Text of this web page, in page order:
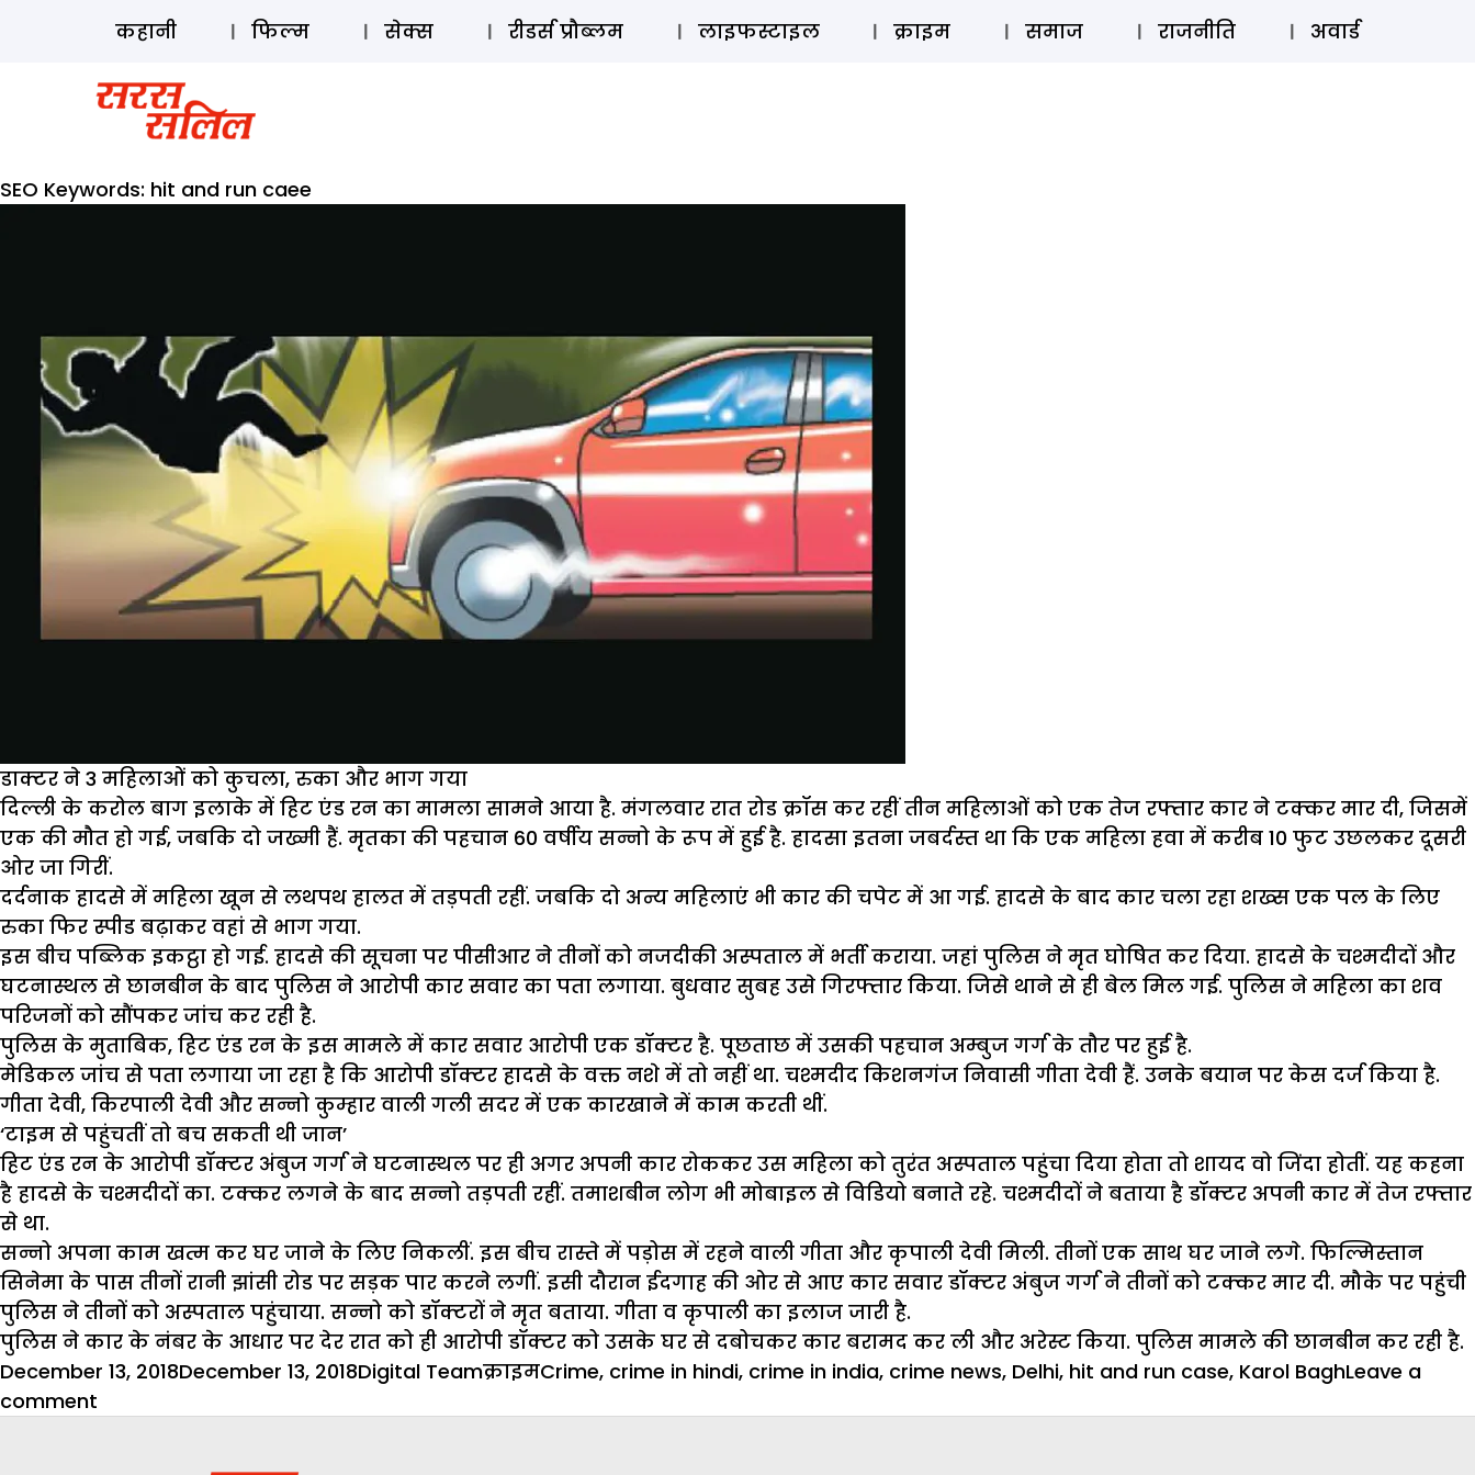
ऑडियो स्टोरी लॉग इन ⚲ SUBSCRIBE
कहानी फिल्म सेक्स रीडर्स प्रौब्लम लाइफस्टाइल क्राइम समाज राजनीति अवार्ड
SEO Keywords: hit and run caee
डाक्टर ने 3 महिलाओं को कुचला, रुका और भाग गया
दिल्ली के करोल बाग इलाके में हिट एंड रन का मामला सामने आया है. मंगलवार रात रोड क्रॉस कर रहीं तीन महिलाओं को एक तेज रफ्तार कार ने टक्कर मार दी, जिसमें
एक की मौत हो गई, जबकि दो जख्मी हैं. मृतका की पहचान 60 वर्षीय सन्नो के रूप में हुई है. हादसा इतना जबर्दस्त था कि एक महिला हवा में करीब 10 फुट उछलकर दूसरी
ओर जा गिरीं.
दर्दनाक हादसे में महिला खून से लथपथ हालत में तड़पती रहीं. जबकि दो अन्य महिलाएं भी कार की चपेट में आ गई. हादसे के बाद कार चला रहा शख्स एक पल के लिए
रुका फिर स्पीड बढ़ाकर वहां से भाग गया.
इस बीच पब्लिक इकट्ठा हो गई. हादसे की सूचना पर पीसीआर ने तीनों को नजदीकी अस्पताल में भर्ती कराया. जहां पुलिस ने मृत घोषित कर दिया. हादसे के चश्मदीदों और
घटनास्थल से छानबीन के बाद पुलिस ने आरोपी कार सवार का पता लगाया. बुधवार सुबह उसे गिरफ्तार किया. जिसे थाने से ही बेल मिल गई. पुलिस ने महिला का शव
परिजनों को सौंपकर जांच कर रही है.
पुलिस के मुताबिक, हिट एंड रन के इस मामले में कार सवार आरोपी एक डॉक्टर है. पूछताछ में उसकी पहचान अम्बुज गर्ग के तौर पर हुई है.
मेडिकल जांच से पता लगाया जा रहा है कि आरोपी डॉक्टर हादसे के वक्त नशे में तो नहीं था. चश्मदीद किशनगंज निवासी गीता देवी हैं. उनके बयान पर केस दर्ज किया है.
गीता देवी, किरपाली देवी और सन्नो कुम्हार वाली गली सदर में एक कारखाने में काम करती थीं.
‘टाइम से पहुंचतीं तो बच सकती थी जान’
हिट एंड रन के आरोपी डॉक्टर अंबुज गर्ग ने घटनास्थल पर ही अगर अपनी कार रोककर उस महिला को तुरंत अस्पताल पहुंचा दिया होता तो शायद वो जिंदा होतीं. यह कहना
है हादसे के चश्मदीदों का. टक्कर लगने के बाद सन्नो तड़पती रहीं. तमाशबीन लोग भी मोबाइल से विडियो बनाते रहे. चश्मदीदों ने बताया है डॉक्टर अपनी कार में तेज रफ्तार
से था.
सन्नो अपना काम खत्म कर घर जाने के लिए निकलीं. इस बीच रास्ते में पड़ोस में रहने वाली गीता और कृपाली देवी मिली. तीनों एक साथ घर जाने लगे. फिल्मिस्तान
सिनेमा के पास तीनों रानी झांसी रोड पर सड़क पार करने लगीं. इसी दौरान ईदगाह की ओर से आए कार सवार डॉक्टर अंबुज गर्ग ने तीनों को टक्कर मार दी. मौके पर पहुंची
पुलिस ने तीनों को अस्पताल पहुंचाया. सन्नो को डॉक्टरों ने मृत बताया. गीता व कृपाली का इलाज जारी है.
पुलिस ने कार के नंबर के आधार पर देर रात को ही आरोपी डॉक्टर को उसके घर से दबोचकर कार बरामद कर ली और अरेस्ट किया. पुलिस मामले की छानबीन कर रही है.
Posted
on
December 13, 2018December 13, 2018Author
Digital TeamCategories
क्राइमTags
Crime, crime in hindi, crime in india, crime news, Delhi, hit and run case, Karol BaghLeave a
comment